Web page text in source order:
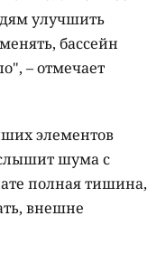
улучшить
бассейн
– отмечает
элементов
шума с
полная тишина,
внешне